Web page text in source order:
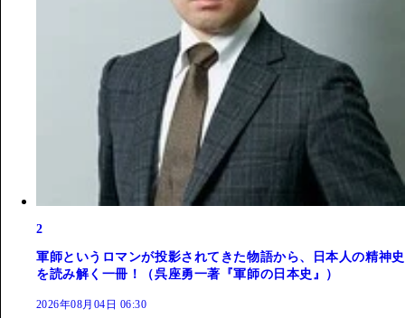
2
軍師というロマンが投影されてきた物語から、日本人の精神史
を読み解く一冊！（呉座勇一著『軍師の日本史』）
2026年08月04日 06:30